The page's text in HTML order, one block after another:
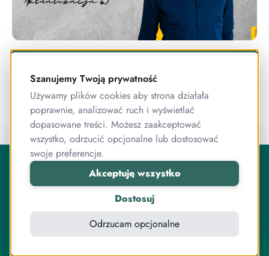
Publigo 6.7!
O Publigo
Publigo to rozwiązanie opracowane przez stabilny
zespół przyjaciół, którzy jednocześnie są ekspertami od
Pracujemy razem od lat, zarówno przy systemie
sprzedaży kursów, jak i wielu innych projektach
Szanujemy Twoją prywatność
Używamy plików cookies aby strona działała
poprawnie, analizować ruch i wyświetlać
dopasowane treści. Możesz zaakceptować
wszystko, odrzucić opcjonalne lub dostosować
swoje preferencje.
Akceptuję wszystko
Dostosuj
Odrzucam opcjonalne